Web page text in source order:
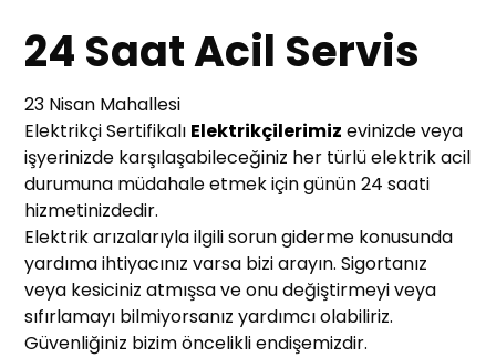
24 Saat Acil Servis
23 Nisan Mahallesi
Elektrikçi Sertifikalı Elektrikçilerimiz evinizde veya
işyerinizde karşılaşabileceğiniz her türlü elektrik acil
durumuna müdahale etmek için günün 24 saati
hizmetinizdedir.
Elektrik arızalarıyla ilgili sorun giderme konusunda
yardıma ihtiyacınız varsa bizi arayın. Sigortanız
veya kesiciniz atmışsa ve onu değiştirmeyi veya
sıfırlamayı bilmiyorsanız yardımcı olabiliriz.
Güvenliğiniz bizim öncelikli endişemizdir.